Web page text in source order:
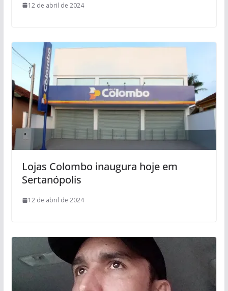
12 de abril de 2024
Lojas Colombo inaugura hoje em
Sertanópolis
12 de abril de 2024